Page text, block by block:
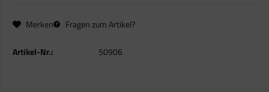
Merken Fragen zum Artikel?
Artikel-Nr.: 50906